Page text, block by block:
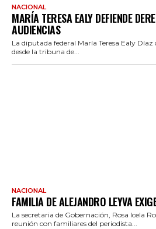
NACIONAL
MARÍA TERESA EALY DEFIENDE
AUDIENCIAS
La diputada federal María Teresa Ealy Díaz
desde la tribuna de...
NACIONAL
FAMILIA DE ALEJANDRO LEYVA
La secretaria de Gobernación, Rosa Icela
reunión con familiares del periodista...